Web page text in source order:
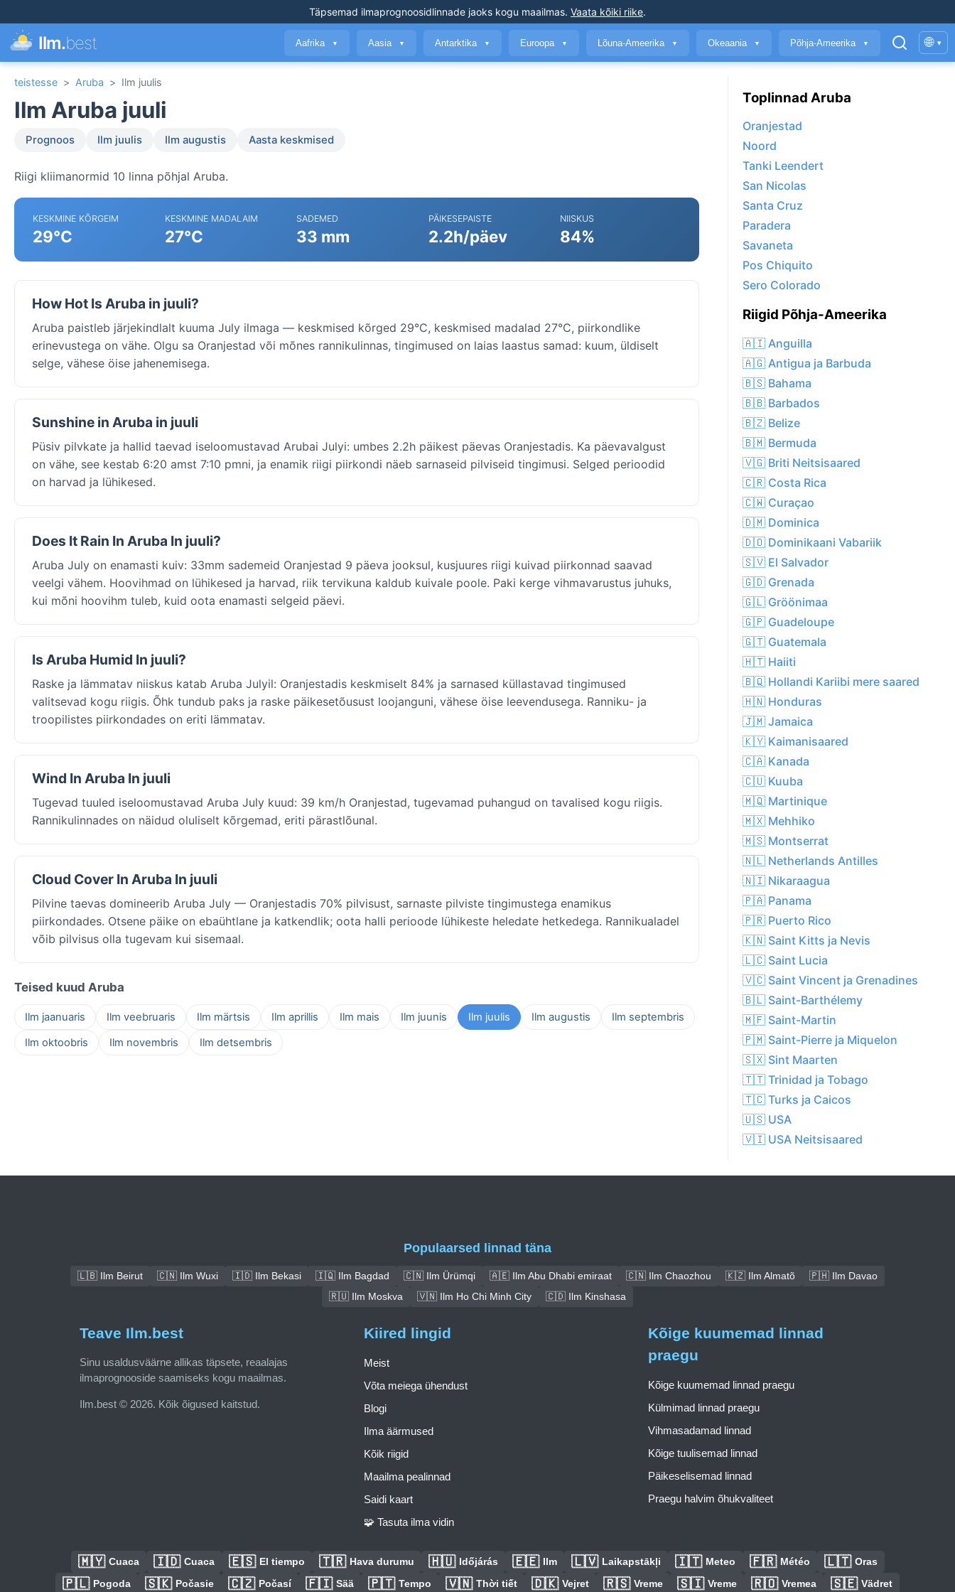
Täpsemad ilmaprognoosidlinnade jaoks kogu maailmas. Vaata kõiki riike.
Ilm.best Aafrika ▼ Aasia ▼ Antarktika ▼ Euroopa ▼ Lõuna-Ameerika ▼ Okeaania ▼ Põhja-Ameerika ▼ 🌐 ▾
teistesse > Aruba > Ilm juulis
Ilm Aruba juuli
Prognoos Ilm juulis Ilm augustis Aasta keskmised
Riigi kliimanormid 10 linna põhjal Aruba.
KESKMINE KÕRGEIM
29°C
KESKMINE MADALAIM
27°C
SADEMED
33 mm
PÄIKESEPAISTE
2.2h/päev
NIISKUS
84%
How Hot Is Aruba in juuli?
Aruba paistleb järjekindlalt kuuma July ilmaga — keskmised kõrged 29°C, keskmised madalad 27°C, piirkondlike
erinevustega on vähe. Olgu sa Oranjestad või mõnes rannikulinnas, tingimused on laias laastus samad: kuum, üldiselt
selge, vähese öise jahenemisega.
Sunshine in Aruba in juuli
Püsiv pilvkate ja hallid taevad iseloomustavad Arubai Julyi: umbes 2.2h päikest päevas Oranjestadis. Ka päevavalgust
on vähe, see kestab 6:20 amst 7:10 pmni, ja enamik riigi piirkondi näeb sarnaseid pilviseid tingimusi. Selged perioodid
on harvad ja lühikesed.
Does It Rain In Aruba In juuli?
Aruba July on enamasti kuiv: 33mm sademeid Oranjestad 9 päeva jooksul, kusjuures riigi kuivad piirkonnad saavad
veelgi vähem. Hoovihmad on lühikesed ja harvad, riik tervikuna kaldub kuivale poole. Paki kerge vihmavarustus juhuks,
kui mõni hoovihm tuleb, kuid oota enamasti selgeid päevi.
Is Aruba Humid In juuli?
Raske ja lämmatav niiskus katab Aruba Julyil: Oranjestadis keskmiselt 84% ja sarnased küllastavad tingimused
valitsevad kogu riigis. Õhk tundub paks ja raske päikesetõusust loojanguni, vähese öise leevendusega. Ranniku- ja
troopilistes piirkondades on eriti lämmatav.
Wind In Aruba In juuli
Tugevad tuuled iseloomustavad Aruba July kuud: 39 km/h Oranjestad, tugevamad puhangud on tavalised kogu riigis.
Rannikulinnades on näidud oluliselt kõrgemad, eriti pärastlõunal.
Cloud Cover In Aruba In juuli
Pilvine taevas domineerib Aruba July — Oranjestadis 70% pilvisust, sarnaste pilviste tingimustega enamikus
piirkondades. Otsene päike on ebaühtlane ja katkendlik; oota halli perioode lühikeste heledate hetkedega. Rannikualadel
võib pilvisus olla tugevam kui sisemaal.
Teised kuud Aruba
Ilm jaanuaris Ilm veebruaris Ilm märtsis Ilm aprillis Ilm mais Ilm juunis Ilm juulis Ilm augustis
Ilm septembris
Ilm oktoobris
Ilm novembris Ilm detsembris
Toplinnad Aruba
Oranjestad
Noord
Tanki Leendert
San Nicolas
Santa Cruz
Paradera
Savaneta
Pos Chiquito
Sero Colorado
Riigid Põhja-Ameerika
🇦🇮 Anguilla
🇦🇬 Antigua ja Barbuda
🇧🇸 Bahama
🇧🇧 Barbados
🇧🇿 Belize
🇧🇲 Bermuda
🇻🇬 Briti Neitsisaared
🇨🇷 Costa Rica
🇨🇼 Curaçao
🇩🇲 Dominica
🇩🇴 Dominikaani Vabariik
🇸🇻 El Salvador
🇬🇩 Grenada
🇬🇱 Gröönimaa
🇬🇵 Guadeloupe
🇬🇹 Guatemala
🇭🇹 Haiiti
🇧🇶 Hollandi Kariibi mere saared
🇭🇳 Honduras
🇯🇲 Jamaica
🇰🇾 Kaimanisaared
🇨🇦 Kanada
🇨🇺 Kuuba
🇲🇶 Martinique
🇲🇽 Mehhiko
🇲🇸 Montserrat
🇳🇱 Netherlands Antilles
🇳🇮 Nikaraagua
🇵🇦 Panama
🇵🇷 Puerto Rico
🇰🇳 Saint Kitts ja Nevis
🇱🇨 Saint Lucia
🇻🇨 Saint Vincent ja Grenadines
🇧🇱 Saint-Barthélemy
🇲🇫 Saint-Martin
🇵🇲 Saint-Pierre ja Miquelon
🇸🇽 Sint Maarten
🇹🇹 Trinidad ja Tobago
🇹🇨 Turks ja Caicos
🇺🇸 USA
🇻🇮 USA Neitsisaared
Populaarsed linnad täna
🇱🇧 Ilm Beirut 🇨🇳 Ilm Wuxi 🇮🇩 Ilm Bekasi 🇮🇶 Ilm Bagdad 🇨🇳 Ilm Ürümqi 🇦🇪 Ilm Abu Dhabi emiraat 🇨🇳 Ilm Chaozhou 🇰🇿 Ilm Almatõ
🇵🇭 Ilm Davao
🇷🇺 Ilm Moskva
🇻🇳 Ilm Ho Chi Minh City 🇨🇩 Ilm Kinshasa
Teave Ilm.best
Sinu usaldusväärne allikas täpsete, reaalajas
ilmaprognooside saamiseks kogu maailmas.
Ilm.best © 2026. Kõik õigused kaitstud.
Kiired lingid
Meist
Võta meiega ühendust
Blogi
Ilma äärmused
Kõik riigid
Maailma pealinnad
Saidi kaart
🧩 Tasuta ilma vidin
Kõige kuumemad linnad
praegu
Kõige kuumemad linnad praegu
Külmimad linnad praegu
Vihmasadamad linnad
Kõige tuulisemad linnad
Päikeselisemad linnad
Praegu halvim õhukvaliteet
🇲🇾 Cuaca 🇮🇩 Cuaca 🇪🇸 El tiempo 🇹🇷 Hava durumu 🇭🇺 Időjárás 🇪🇪 Ilm 🇱🇻 Laikapstākļi 🇮🇹 Meteo 🇫🇷 Météo 🇱🇹 Oras
🇵🇱 Pogoda 🇸🇰 Počasie 🇨🇿 Počasí 🇫🇮 Sää 🇵🇹 Tempo 🇻🇳 Thời tiết 🇩🇰 Vejret 🇷🇸 Vreme 🇸🇮 Vreme 🇷🇴 Vremea 🇸🇪 Vädret